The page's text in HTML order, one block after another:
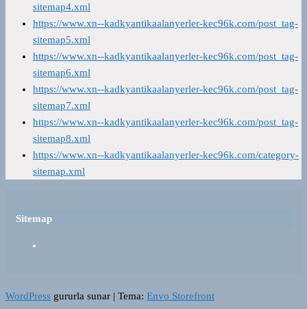
sitemap4.xml
https://www.xn--kadkyantikaalanyerler-kec96k.com/post_tag-
sitemap5.xml
https://www.xn--kadkyantikaalanyerler-kec96k.com/post_tag-
sitemap6.xml
https://www.xn--kadkyantikaalanyerler-kec96k.com/post_tag-
sitemap7.xml
https://www.xn--kadkyantikaalanyerler-kec96k.com/post_tag-
sitemap8.xml
https://www.xn--kadkyantikaalanyerler-kec96k.com/category-
sitemap.xml
Sitemap
WordPress gururla sunar | Tema: Envo Storefront